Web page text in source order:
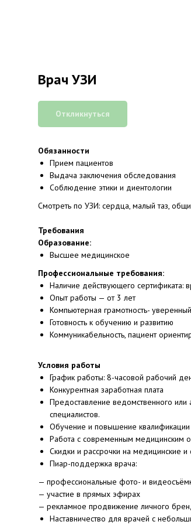
Врач УЗИ
Откликнуться
Обязанности
Прием пациентов
Выдача заключения обследования
Соблюдение этики и диентологии
Смотреть по УЗИ: сердца, малый таз,
Требования
Образование:
Высшее медицинское
Профессиональные требования:
Наличие действующего сертификата:
Опыт работы — от 3 лет
Компьютерная грамотность-
Готовность к обучению и развитию
Коммуникабельность, пациент
Условия работы
График работы: 8-часовой рабочий
Конкурентная заработная плата
Предоставление ведомственного
специалистов.
Обучение и повышение квалификации
Работа с современным медицинским
Скидки и рассрочки на медицинские и
Пиар-поддержка врача:
— профессиональные фото- и
— участие в прямых эфирах
— рекламное продвижение личного
Наставничество для врачей с